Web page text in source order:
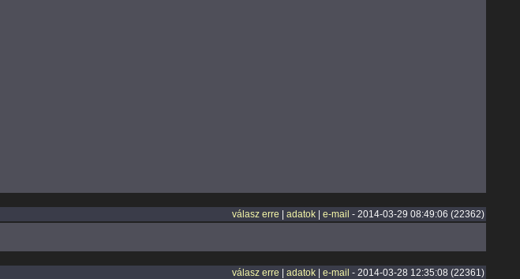
válasz erre adatok| e-mail - 2014-03-29 08:49:06 (22362)
válasz erre adatok| e-mail - 2014-03-28 12:35:08 (22361)